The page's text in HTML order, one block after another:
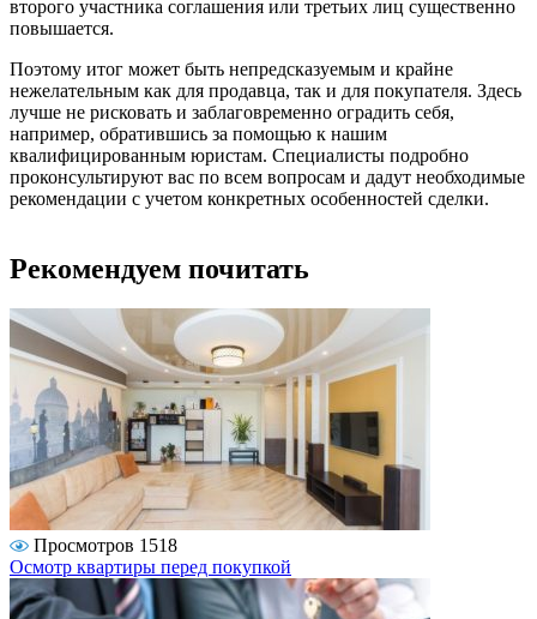
второго участника соглашения или третьих лиц существенно
повышается.
Поэтому итог может быть непредсказуемым и крайне
нежелательным как для продавца, так и для покупателя. Здесь
лучше не рисковать и заблаговременно оградить себя,
например, обратившись за помощью к нашим
квалифицированным юристам. Специалисты подробно
проконсультируют вас по всем вопросам и дадут необходимые
рекомендации с учетом конкретных особенностей сделки.
Рекомендуем почитать
Просмотров 1518
Осмотр квартиры перед покупкой